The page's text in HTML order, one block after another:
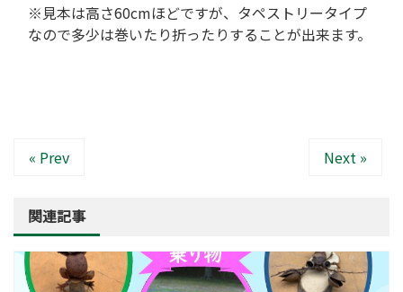
※見本は高さ60cmほどですが、タペストリータイプ
なので多少は巻いたり折ったりすることが出来ます。
« Prev Next »
関連記事